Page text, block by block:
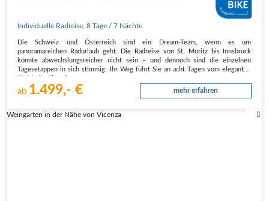
Individuelle Radreise ,8 Tage / 7 Nächte
Die Schweiz und Österreich sind ein Dream-Team, wenn es um
panoramareichen Radurlaub geht. Die Radreise von St. Moritz bis Innsbruck
könnte abwechslungsreicher nicht sein – und dennoch sind die einzelnen
Tagesetappen in sich stimmig. Ihr Weg führt Sie an acht Tagen vom eleganten
ab 1.499,- € mehr erfahren
Weingarten in der Nähe von Vicenza